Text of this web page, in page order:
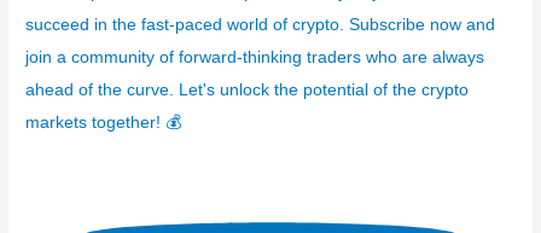
succeed in the fast-paced world of crypto. Subscribe now and
join a community of forward-thinking traders who are always
ahead of the curve. Let's unlock the potential of the crypto
markets together! 💰